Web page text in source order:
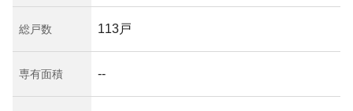
総戸数 113戸
専有面積 --